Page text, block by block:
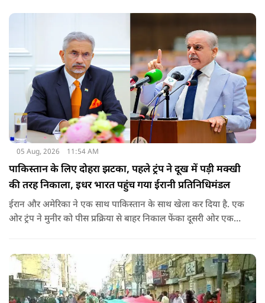
वीजा का समय-समय पर नवीनीकरण कराते हैं.
05 Aug, 2026 11:54 AM
पाकिस्तान के लिए दोहरा झटका, पहले ट्रंप ने दूख में पड़ी मक्खी
की तरह निकाला, इधर भारत पहुंच गया ईरानी प्रतिनिधिमंडल
ईरान और अमेरिका ने एक साथ पाकिस्तान के साथ खेला कर दिया है. एक
ओर ट्रंप ने मुनीर को पीस प्रक्रिया से बाहर निकाल फेंका दूसरी ओर एक